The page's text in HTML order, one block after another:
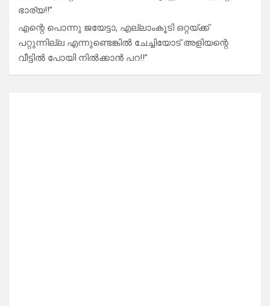
ഭാര്യ!!”
എന്റെ പൊന്നു ജയേട്ടാ, എല്ലാംകൂടി ഒറ്റയ്ക്ക്
പറ്റുന്നില്ല എന്നുണ്ടെങ്കിൽ ചേച്ചിയോട് അളിയന്റെ
വീട്ടിൽ പോയി നിൽക്കാൻ പറ!!”